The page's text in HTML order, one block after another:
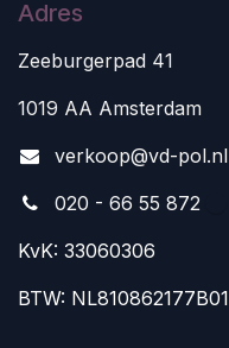
Adres
Zeeburgerpad 41
1019 AA Amsterdam
verkoop@vd-pol.nl
020 - 66 55 872
KvK: 33060306
BTW: NL810862177B01